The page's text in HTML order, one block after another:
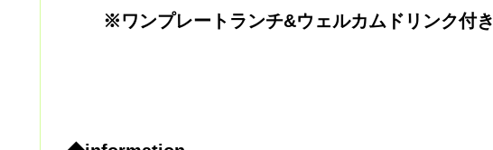
※ワンプレートランチ&ウェルカムドリンク付き